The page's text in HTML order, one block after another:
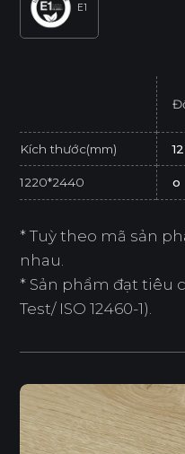
E1
Kích thước(mm) 12
1220*2440 o
* Tuỳ theo mã sản
nhau.
* Sản phẩm đạt tiêu
Test/ ISO 12460-1).